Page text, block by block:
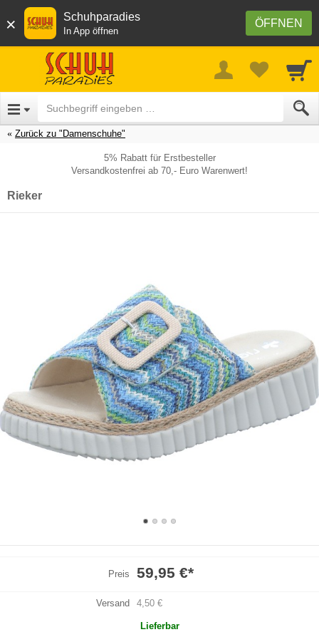
× ÖFFNEN
Schuhparadies
In App öffnen
Zurück zu "Damenschuhe"
5% Rabatt für Erstbesteller
Versandkostenfrei ab 70,- Euro Warenwert!
Rieker
Preis 59,95 €*
Versand 4,50 €
Lieferbar